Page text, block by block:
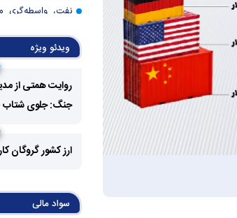
نفت، واسطه‌گری
خدمات بانک
رئیس کل بانک
مطبوعاتی بازار پول
نتایج نهمین
خبرنگاران؛ اعتبار
ویدئو ویژه
روایت همتی از
جنگ: جلوی شتاب
ارز کشور گروگان
سواد مالی